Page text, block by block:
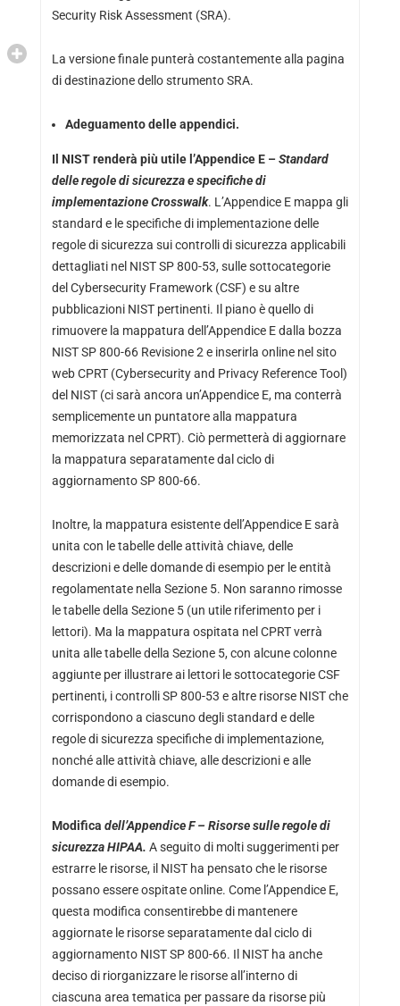
Security Risk Assessment (SRA).
La versione finale punterà costantemente alla pagina
di destinazione dello strumento SRA.
Adeguamento delle appendici.
Il NIST renderà più utile l’Appendice E –Standard
delle regole di sicurezza e specifiche di
implementazione Crosswalk. L’Appendice E mappa gli
standard e le specifiche di implementazione delle
regole di sicurezza sui controlli di sicurezza applicabili
dettagliati nel NIST SP 800-53, sulle sottocategorie
del Cybersecurity Framework (CSF) e su altre
pubblicazioni NIST pertinenti. Il piano è quello di
rimuovere la mappatura dell’Appendice E dalla bozza
NIST SP 800-66 Revisione 2 e inserirla online nel sito
webCPRT (Cybersecurity and Privacy Reference Tool)
del NIST (ci sarà ancora un’Appendice E, ma conterrà
semplicemente un puntatore alla mappatura
memorizzata nel CPRT). Ciò permetterà di aggiornare
la mappatura separatamente dal ciclo di
aggiornamento SP 800-66.
Inoltre, la mappatura esistente dell’Appendice E sarà
unita con le tabelle delle attività chiave, delle
descrizioni e delle domande di esempio per le entità
regolamentate nella Sezione 5. Non saranno rimosse
le tabelle della Sezione 5 (un utile riferimento per i
lettori). Ma la mappatura ospitata nel CPRT verrà
unita alle tabelle della Sezione 5, con alcune colonne
aggiunte per illustrare ai lettori le sottocategorie CSF
pertinenti, i controlli SP 800-53 e altre risorse NIST che
corrispondono a ciascuno degli standard e delle
regole di sicurezza specifiche di implementazione,
nonché alle attività chiave, alle descrizioni e alle
domande di esempio.
Modifica dell’Appendice F – Risorse sulle regole di
sicurezza HIPAA. A seguito di molti suggerimenti per
estrarre le risorse, il NIST ha pensato che le risorse
possano essere ospitate online. Come l’Appendice E,
questa modifica consentirebbe di mantenere
aggiornate le risorse separatamente dal ciclo di
aggiornamento NIST SP 800-66. Il NIST ha anche
deciso di riorganizzare le risorse all’interno di
ciascuna area tematica per passare da risorse più